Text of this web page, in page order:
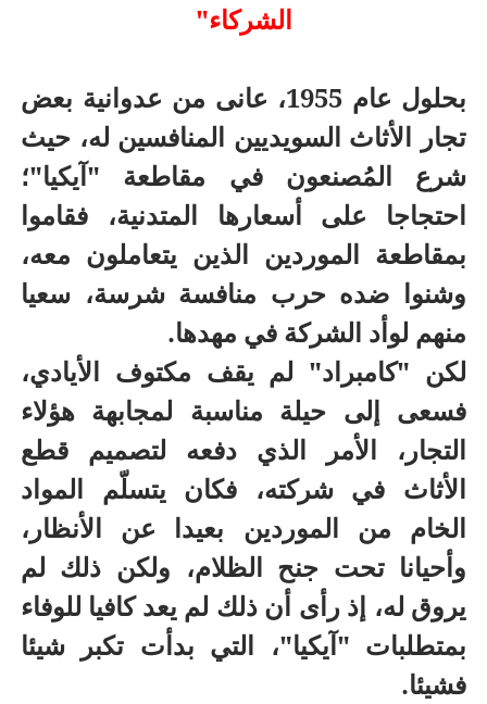
الشركاء"
بحلول عام 1955، عانى من عدوانية بعض
تجار الأثاث السويديين المنافسين له، حيث
شرع المُصنعون في مقاطعة "آيكيا"؛
احتجاجا على أسعارها المتدنية، فقاموا
بمقاطعة الموردين الذين يتعاملون معه،
وشنوا ضده حرب منافسة شرسة، سعيا
منهم لوأد الشركة في مهدها.
لكن "كامبراد" لم يقف مكتوف الأيادي،
فسعى إلى حيلة مناسبة لمجابهة هؤلاء
التجار، الأمر الذي دفعه لتصميم قطع
الأثاث في شركته، فكان يتسلّم المواد
الخام من الموردين بعيدا عن الأنظار،
وأحيانا تحت جنح الظلام، ولكن ذلك لم
يروق له، إذ رأى أن ذلك لم يعد كافيا للوفاء
بمتطلبات "آيكيا"، التي بدأت تكبر شيئا
فشيئا.